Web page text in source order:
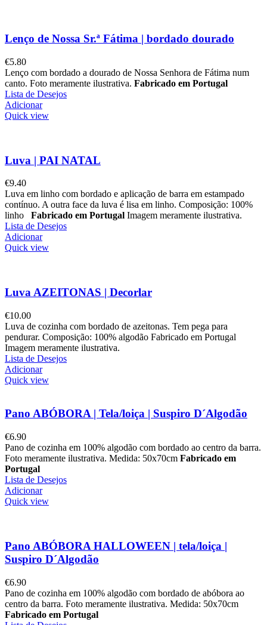
Lenço de Nossa Sr.ª Fátima | bordado dourado
€5.80
Lenço com bordado a dourado de Nossa Senhora de Fátima num
canto. Foto meramente ilustrativa. Fabricado em Portugal
Lista de Desejos
Adicionar
Quick view
Luva | PAI NATAL
€9.40
Luva em linho com bordado e aplicação de barra em estampado
contínuo. A outra face da luva é lisa em linho. Composição: 100%
linho Fabricado em Portugal Imagem meramente ilustrativa.
Lista de Desejos
Adicionar
Quick view
Luva AZEITONAS | Decorlar
€10.00
Luva de cozinha com bordado de azeitonas. Tem pega para
pendurar. Composição: 100% algodão Fabricado em Portugal
Imagem meramente ilustrativa.
Lista de Desejos
Adicionar
Quick view
Pano ABÓBORA | Tela/loiça | Suspiro D´Algodão
€6.90
Pano de cozinha em 100% algodão com bordado ao centro da barra.
Foto meramente ilustrativa. Medida: 50x70cm Fabricado em
Portugal
Lista de Desejos
Adicionar
Quick view
Pano ABÓBORA HALLOWEEN | tela/loiça |
Suspiro D´Algodão
€6.90
Pano de cozinha em 100% algodão com bordado de abóbora ao
centro da barra. Foto meramente ilustrativa. Medida: 50x70cm
Fabricado em Portugal